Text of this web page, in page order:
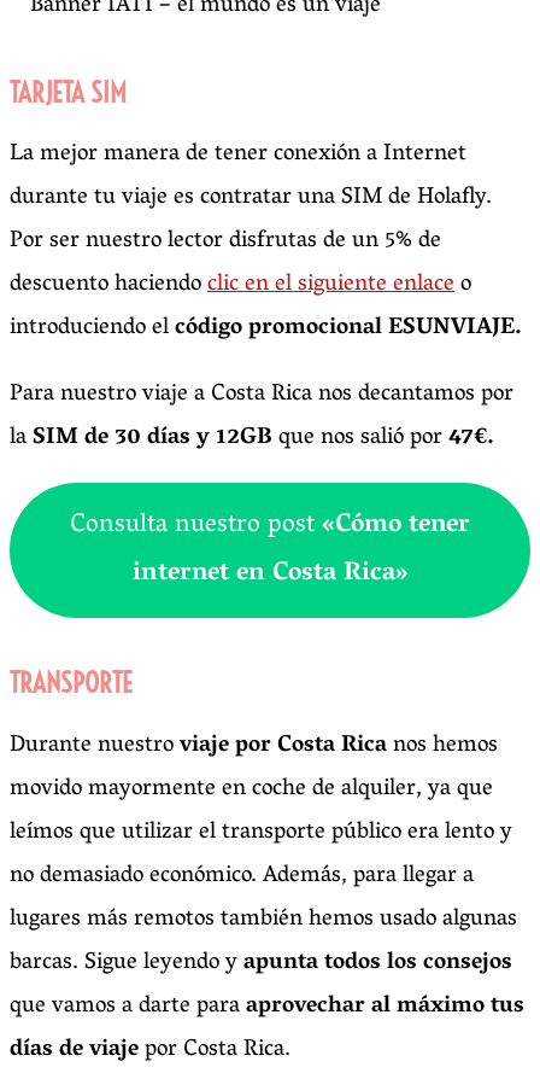
TARJETA SIM
La mejor manera de tener conexión a Internet
durante tu viaje es contratar una SIM de Holafly.
Por ser nuestro lector disfrutas de un 5% de
descuento haciendoclic en el siguiente enlaceo
introduciendo elcódigo promocional ESUNVIAJE.
Para nuestro viaje a Costa Rica nos decantamos por
laSIM de 30 días y 12GBque nos salió por47€.
Consulta nuestro post«Cómo tener
internet en Costa Rica»
TRANSPORTE
Durante nuestroviaje por Costa Ricanos hemos
movido mayormente en coche de alquiler, ya que
leímos que utilizar el transporte público era lento y
no demasiado económico. Además, para llegar a
lugares más remotos también hemos usado algunas
barcas. Sigue leyendo yapunta todos los consejos
que vamos a darte paraaprovechar al máximo tus
días de viajepor Costa Rica.